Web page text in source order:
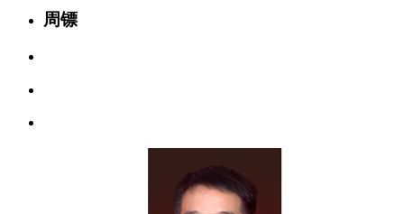
周镖